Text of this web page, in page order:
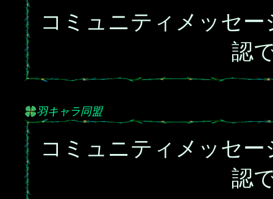
コミュニティメッセ
認
羽キャラ同盟
コミュニティメッセ
認